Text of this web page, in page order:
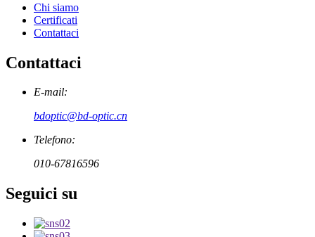
Chi siamo
Certificati
Contattaci
Contattaci
E-mail:
bdoptic@bd-optic.cn
Telefono:
010-67816596
Seguici su